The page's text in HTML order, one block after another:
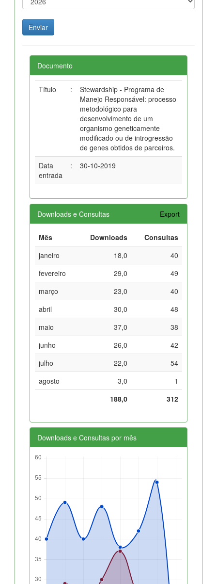
Documento
Título :
Stewardship - Programa de
Manejo Responsável: processo
metodológico para
desenvolvimento de um
organismo geneticamente
modificado ou de introgressão
de genes obtidos de parceiros.
Data
entrada
: 30-10-2019
Downloads e Consultas Export
Mês Downloads
Consultas
janeiro
18,0
40
fevereiro
29,0
49
março
23,0
40
abril
30,0
48
maio
37,0
38
junho
26,0
42
julho
22,0
54
agosto
3,0
1
188,0
312
Downloads e Consultas por mês